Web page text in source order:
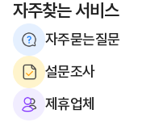
자주찾는 서비스
자주묻는질문
설문조사
제휴업체